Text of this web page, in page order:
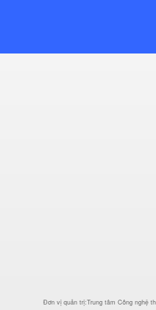
Đơn vị quản trị:Trung tâm Công nghệ